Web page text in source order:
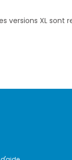
versions XL